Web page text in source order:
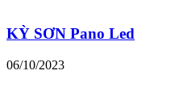
KỲ SƠN Pano Led
06/10/2023